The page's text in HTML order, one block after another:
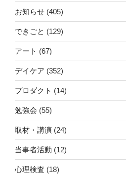
お知らせ (405)
できごと (129)
アート (67)
デイケア (352)
プロダクト (14)
勉強会 (55)
取材・講演 (24)
当事者活動 (12)
心理検査 (18)